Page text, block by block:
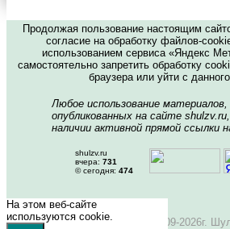
Продолжая пользование настоящим
согласие на обработку файлов-
использованием сервиса «Яндекс
самостоятельно запретить обработку
браузера или уйти с
Любое использование материалов,
опубликованных на сайте
наличии активной прямой ссылки
shulzv.ru
вчера: 731
© сегодня: 474
Copyright © 2009-2026г.
На этом веб-сайте
используются cookie.